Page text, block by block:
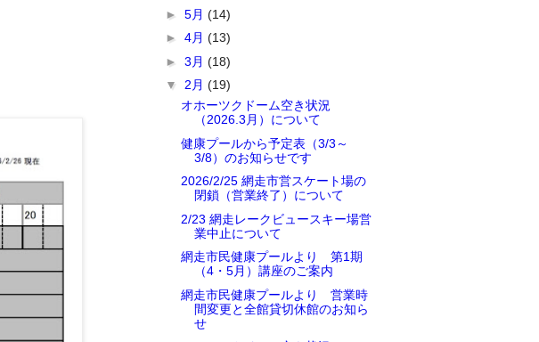
► 5月 (14)
► 4月 (13)
► 3月 (18)
▼ 2月 (19)
オホーツクドーム空き状況
（2026.3月）について
健康プールから予定表（3/3～
3/8）のお知らせです
2026/2/25 網走市営スケート場の
閉鎖（営業終了）について
2/23 網走レークビュースキー場営
業中止について
網走市民健康プールより 第1期
（4・5月）講座のご案内
網走市民健康プールより 営業時
間変更と全館貸切休館のお知ら
せ